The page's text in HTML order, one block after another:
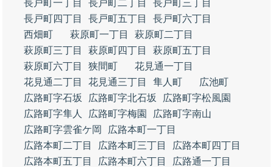
長戸町一丁目
長戸町二丁目
長戸町三丁目
長戸町四丁目
長戸町五丁目
長戸町六丁目
西畑町
萩原町一丁目
萩原町二丁目
萩原町三丁目
萩原町四丁目
萩原町五丁目
萩原町六丁目
狭間町
花見通一丁目
花見通二丁目
花見通三丁目 隼人町
広池町
広路町字石坂
広路町字北石坂
広路町字松風園
広路町字隼人
広路町字梅園
広路町字南山
広路町字雲雀ケ岡
広路本町一丁目
広路本町二丁目
広路本町三丁目
広路本町四丁目
広路本町五丁目
広路本町六丁目
広路通一丁目